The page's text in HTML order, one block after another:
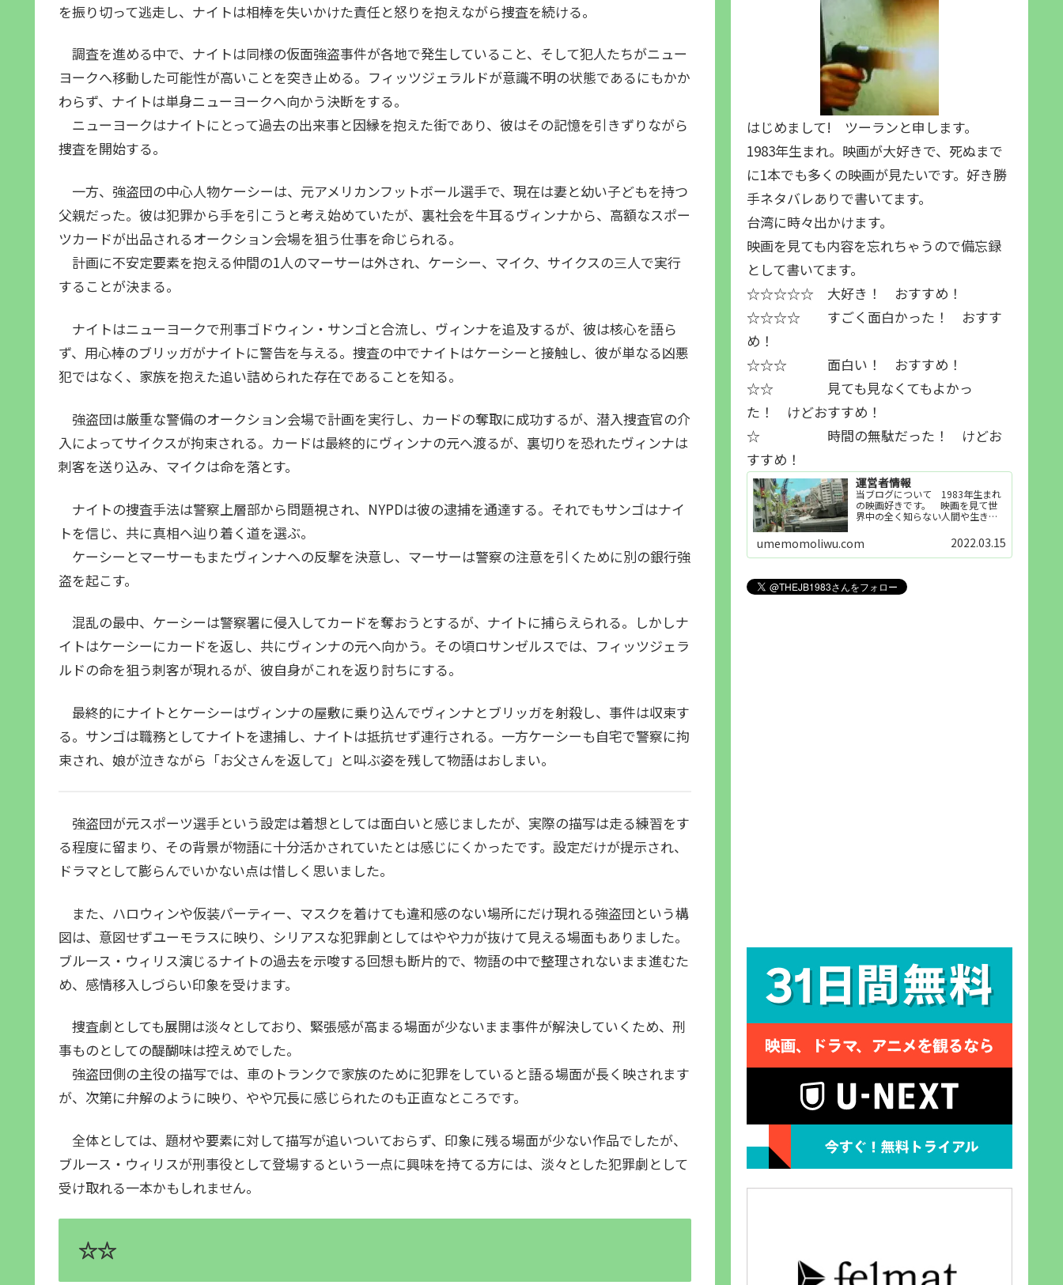
を振り切って逃走し、ナイトは相棒を失いかけた責任と怒りを抱えながら捜査を続ける。
調査を進める中で、ナイトは同様の仮面強盗事件が各地で発生していること、そして犯人たちがニュー
ヨークへ移動した可能性が高いことを突き止める。フィッツジェラルドが意識不明の状態であるにもかか
わらず、ナイトは単身ニューヨークへ向かう決断をする。
ニューヨークはナイトにとって過去の出来事と因縁を抱えた街であり、彼はその記憶を引きずりながら
捜査を開始する。
一方、強盗団の中心人物ケーシーは、元アメリカンフットボール選手で、現在は妻と幼い子どもを持つ
父親だった。彼は犯罪から手を引こうと考え始めていたが、裏社会を牛耳るヴィンナから、高額なスポー
ツカードが出品されるオークション会場を狙う仕事を命じられる。
計画に不安定要素を抱える仲間の1人のマーサーは外され、ケーシー、マイク、サイクスの三人で実行
することが決まる。
ナイトはニューヨークで刑事ゴドウィン・サンゴと合流し、ヴィンナを追及するが、彼は核心を語ら
ず、用心棒のブリッガがナイトに警告を与える。捜査の中でナイトはケーシーと接触し、彼が単なる凶悪
犯ではなく、家族を抱えた追い詰められた存在であることを知る。
強盗団は厳重な警備のオークション会場で計画を実行し、カードの奪取に成功するが、潜入捜査官の介
入によってサイクスが拘束される。カードは最終的にヴィンナの元へ渡るが、裏切りを恐れたヴィンナは
刺客を送り込み、マイクは命を落とす。
ナイトの捜査手法は警察上層部から問題視され、NYPDは彼の逮捕を通達する。それでもサンゴはナイ
トを信じ、共に真相へ辿り着く道を選ぶ。
ケーシーとマーサーもまたヴィンナへの反撃を決意し、マーサーは警察の注意を引くために別の銀行強
盗を起こす。
混乱の最中、ケーシーは警察署に侵入してカードを奪おうとするが、ナイトに捕らえられる。しかしナ
イトはケーシーにカードを返し、共にヴィンナの元へ向かう。その頃ロサンゼルスでは、フィッツジェラ
ルドの命を狙う刺客が現れるが、彼自身がこれを返り討ちにする。
最終的にナイトとケーシーはヴィンナの屋敷に乗り込んでヴィンナとブリッガを射殺し、事件は収束す
る。サンゴは職務としてナイトを逮捕し、ナイトは抵抗せず連行される。一方ケーシーも自宅で警察に拘
束され、娘が泣きながら「お父さんを返して」と叫ぶ姿を残して物語はおしまい。
強盗団が元スポーツ選手という設定は着想としては面白いと感じましたが、実際の描写は走る練習をす
る程度に留まり、その背景が物語に十分活かされていたとは感じにくかったです。設定だけが提示され、
ドラマとして膨らんでいかない点は惜しく思いました。
また、ハロウィンや仮装パーティー、マスクを着けても違和感のない場所にだけ現れる強盗団という構
図は、意図せずユーモラスに映り、シリアスな犯罪劇としてはやや力が抜けて見える場面もありました。
ブルース・ウィリス演じるナイトの過去を示唆する回想も断片的で、物語の中で整理されないまま進むた
め、感情移入しづらい印象を受けます。
捜査劇としても展開は淡々としており、緊張感が高まる場面が少ないまま事件が解決していくため、刑
事ものとしての醍醐味は控えめでした。
強盗団側の主役の描写では、車のトランクで家族のために犯罪をしていると語る場面が長く映されます
が、次第に弁解のように映り、やや冗長に感じられたのも正直なところです。
全体としては、題材や要素に対して描写が追いついておらず、印象に残る場面が少ない作品でしたが、
ブルース・ウィリスが刑事役として登場するという一点に興味を持てる方には、淡々とした犯罪劇として
受け取れる一本かもしれません。
☆☆
はじめまして! ツーランと申します。
1983年生まれ。映画が大好きで、死ぬまで
に1本でも多くの映画が見たいです。好き勝
手ネタバレありで書いてます。
台湾に時々出かけます。
映画を見ても内容を忘れちゃうので備忘録
として書いてます。
☆☆☆☆☆ 大好き！ おすすめ！
☆☆☆☆ すごく面白かった！ おすす
め！
☆☆☆ 面白い！ おすすめ！
☆☆ 見ても見なくてもよかっ
た！ けどおすすめ！
☆ 時間の無駄だった！ けどお
すすめ！
運営者情報
当ブログについて 1983年生まれ
の映画好きです。 映画を見て世
界中の全く知らない人間や生き物
世界知らない世界に触れることが
好きで映画を見てます。「映画を
見られれば幸福度を高い」とわか
umemomoliwu.com 2022.03.15